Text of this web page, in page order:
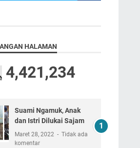
HALAMAN
4,421,234
Suami Ngamuk, Anak
dan Istri Dilukai Sajam
Maret 28, 2022
Tidak ada
komentar